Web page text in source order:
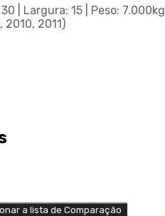
| Largura: 15 | Peso: 7.000kg
2011)
a lista de Comparação